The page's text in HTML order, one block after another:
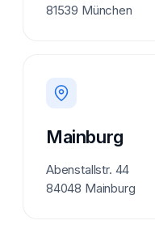
81539 München
Mainburg
Abenstallstr. 44
84048 Mainburg